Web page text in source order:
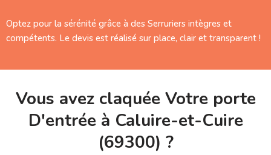
Optez pour la sérénité grâce à des Serruriers intègres et
compétents. Le devis est réalisé sur place, clair et transparent !
Vous avez claquée Votre porte
D'entrée à Caluire-et-Cuire
(69300) ?